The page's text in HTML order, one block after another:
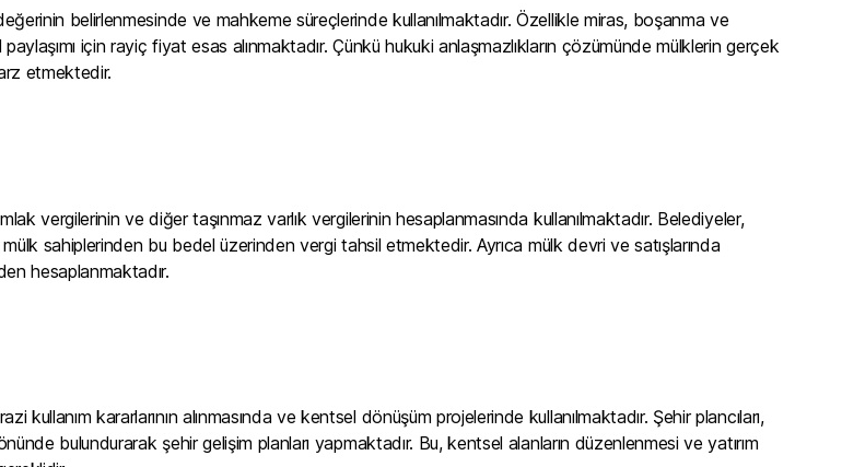
belirlenmesinde ve mahkeme süreçlerinde kullanılmaktadır. Özellikle miras, boşanma ve
için rayiç fiyat esas alınmaktadır. Çünkü hukuki anlaşmazlıkların çözümünde mülklerin gerçek
etmektedir.
vergilerinin ve diğer taşınmaz varlık vergilerinin hesaplanmasında kullanılmaktadır. Belediyeler,
sahiplerinden bu bedel üzerinden vergi tahsil etmektedir. Ayrıca mülk devri ve satışlarında
hesaplanmaktadır.
kullanım kararlarının alınmasında ve kentsel dönüşüm projelerinde kullanılmaktadır. Şehir plancıları,
bulundurarak şehir gelişim planları yapmaktadır. Bu, kentsel alanların düzenlenmesi ve yatırım